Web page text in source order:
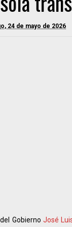
24 de mayo de 2026
Gobierno José